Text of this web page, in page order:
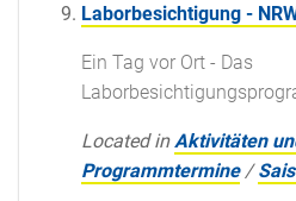
Laborbesichtigung -
Ein Tag vor Ort - Das
Located in Aktivitäten
Programmtermine /